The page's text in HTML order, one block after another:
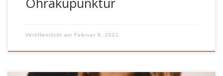
Veröffentlicht am Februar 9, 2021